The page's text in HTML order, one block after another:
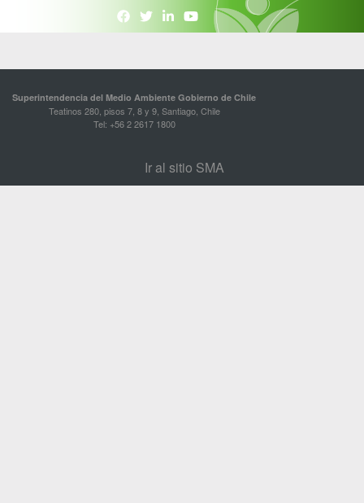
Superintendencia del Medio Ambiente Gobierno de Chile
Teatinos 280, pisos 7, 8 y 9, Santiago, Chile
Tel: +56 2 2617 1800
Ir al sitio SMA